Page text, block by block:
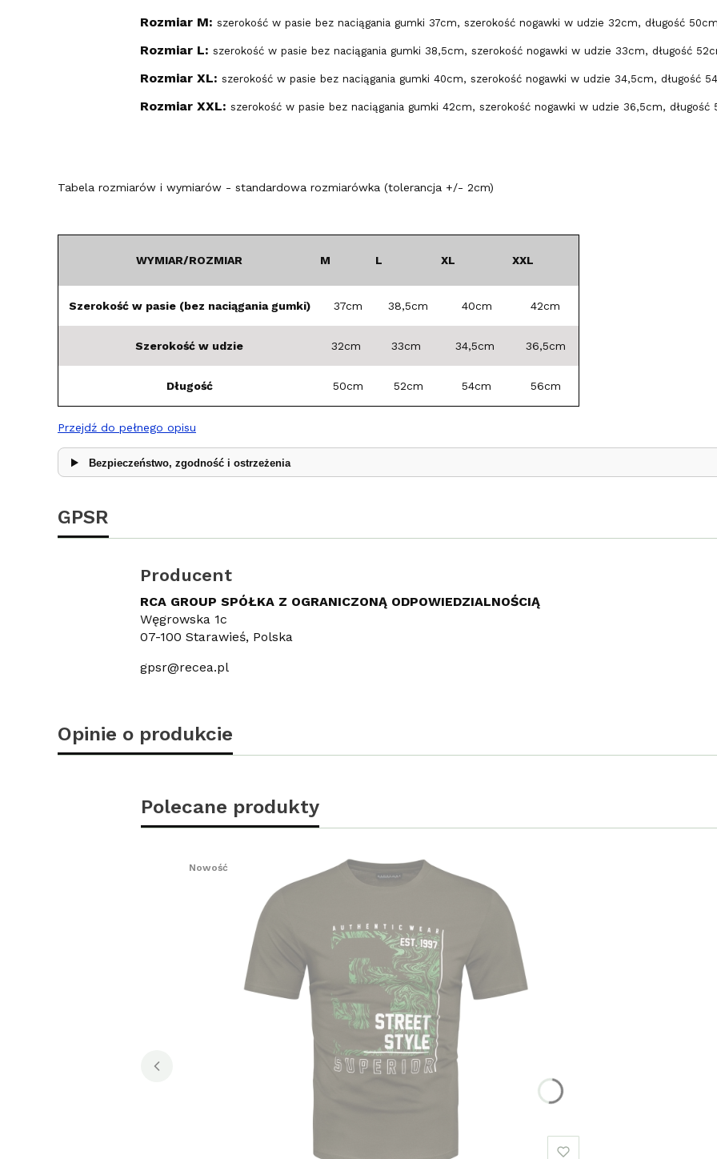
Rozmiar M: szerokość w pasie bez naciągania gumki 37cm, szerokość nogawki w udzie 32cm, długość
Rozmiar L: szerokość w pasie bez naciągania gumki 38,5cm, szerokość nogawki w udzie 33cm, długość
Rozmiar XL: szerokość w pasie bez naciągania gumki 40cm, szerokość nogawki w udzie 34,5cm, długość
Rozmiar XXL: szerokość w pasie bez naciągania gumki 42cm, szerokość nogawki w udzie 36,5cm, długość
Tabela rozmiarów i wymiarów - standardowa rozmiarówka (tolerancja +/- 2cm)
WYMIAR/ROZMIAR M L XL XXL
Szerokość w pasie (bez naciągania gumki) 37cm 38,5cm 40cm 42cm
Szerokość w udzie 32cm 33cm 34,5cm 36,5cm
Długość 50cm 52cm 54cm 56cm
Przejdź do pełnego opisu
Bezpieczeństwo, zgodność i ostrzeżenia
GPSR
Producent
RCA GROUP SPÓŁKA Z OGRANICZONĄ ODPOWIEDZIALNOŚCIĄ
Węgrowska 1c
07-100 Starawieś, Polska
gpsr@recea.pl
Opinie o produkcie
Polecane produkty
Nowość